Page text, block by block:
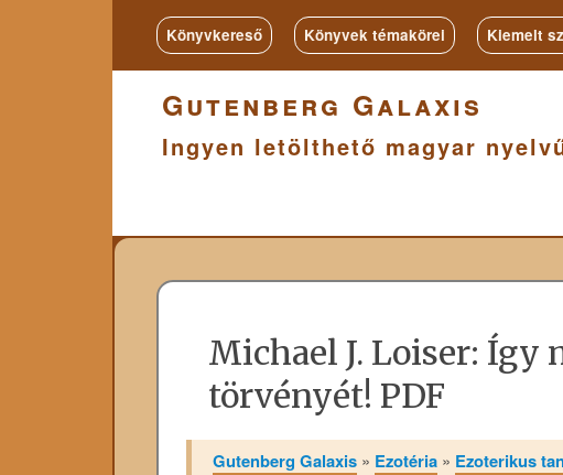
Könyvkereső Könyvek témakörei Kiemelt
Gutenberg Galaxis
Ingyen letölthető magyar
Michael J. Loiser: Így
törvényét! PDF
Gutenberg Galaxis » Ezotéria » Ezoterikus